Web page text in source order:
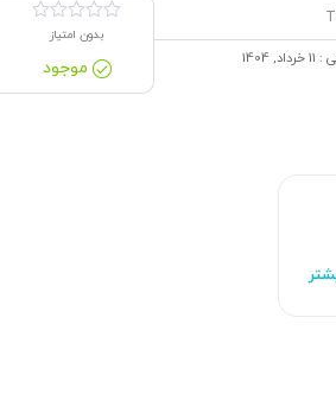
بدون امتیاز
موجود